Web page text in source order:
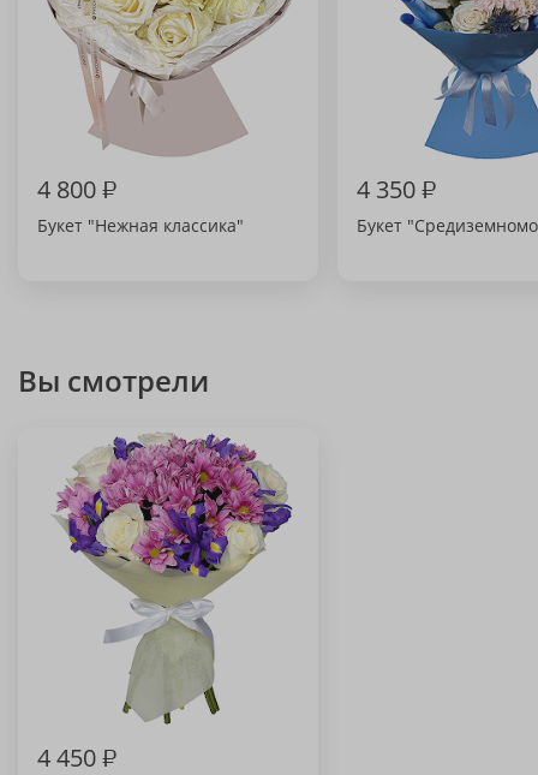
4 800₽
Букет "Нежная классика"
4 350₽
Букет
Вы смотрели
4 450₽